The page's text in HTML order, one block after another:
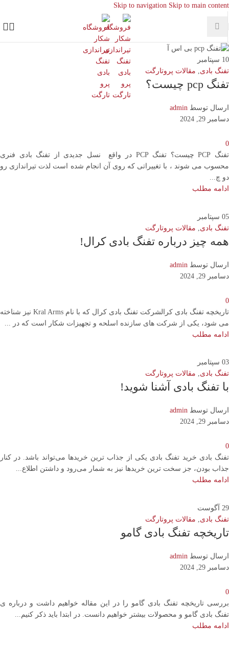
Skip to navigation Skip to main content
10 سپتامبر
تفنگ بادی
مقالات پروتارگت
تفنگ pcp چیست؟
ارسال توسط admin
دسامبر 29, 2024
0
تفنگ PCP چیست؟ تفنگ PCP در واقع نسل جدیدی از تفنگ بادی فنری
محسوب می شوند ، با تغییراتی که روی آن انجام شده است لذت تیراندازی رو
دو چ...
ادامه مطلب
05 سپتامبر
تفنگ بادی
مقالات پروتارگت
همه چیز درباره تفنگ بادی کرال!
ارسال توسط admin
دسامبر 29, 2024
0
تاریخچه تفنگ بادی کرالشرکت تفنگ بادی کرال که با نام Kral Arms نیز شناخته
می شود، یکی از شرکت های سازنده اسلحه و تجهیزات شکار است که در ...
ادامه مطلب
03 سپتامبر
تفنگ بادی, مقالات پروتارگت
با تفنگ بادی آشنا شوید!
ارسال توسط admin
دسامبر 29, 2024
0
تفنگ بادی خرید تفنگ بادی یکی از جذاب ترین خریدها می‌تواند باشد. در کنار
جذاب بودن، جز سخت ترین خریدها نیز به شمار می‌رود و داشتن اطلاع...
ادامه مطلب
29 آگوست
تفنگ بادی, مقالات پروتارگت
تاریخچه تفنگ بادی گامو
ارسال توسط admin
دسامبر 29, 2024
0
بررسی تاریخچه تفنگ بادی گامو را در این مقاله خواهیم داشت و درباره ی
تفنگ بادی گامو و محصولات بیشتر خواهیم دانست. در ابتدا باید ذکر کنیم...
ادامه مطلب